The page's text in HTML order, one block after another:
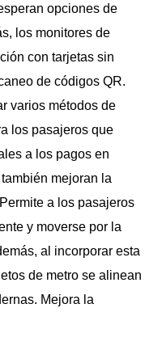
opciones de
los monitores de
con tarjetas sin
de códigos QR.
varios métodos de
los pasajeros que
a los pagos en
mejoran la
a los pasajeros
y moverse por la
al incorporar esta
de metro se alinean
Mejora la